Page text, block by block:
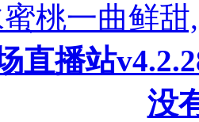
桃一曲鲜
直播站
没